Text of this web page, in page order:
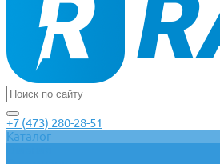
+7 (473) 280-28-51
Каталог